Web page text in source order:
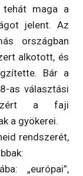
tehát maga a
jelent. Az
országban
alkotott, és
Bár a
as választási
azért a faji
a gyökerei.
rendszerét,
„európai”,